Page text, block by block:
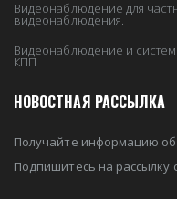
Видеонаблюдение для
видеонаблюдения.
Видеонаблюдение и
КПП
НОВОСТНАЯ РАССЫЛКА
Получайте информацию
Подпишитесь на рассылку